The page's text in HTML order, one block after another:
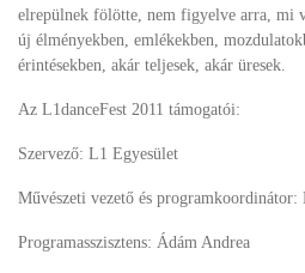
elrepülnek fölötte, nem figyelve arra, mi
új élményekben, emlékekben,
érintésekben, akár teljesek, akár üresek.
Az L1danceFest 2011 támogatói:
Szervező: L1 Egyesület
Művészeti vezető és programkoordinátor:
Programasszisztens: Ádám Andrea